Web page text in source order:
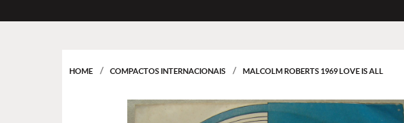
HOME COMPACTOS INTERNACIONAIS MALCOLM ROBERTS 1969 LOVE IS ALL